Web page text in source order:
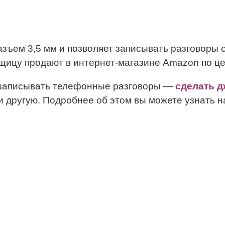
3,5 мм и позволяет записывать
продают в интернет-магазине Amazon по
телефонные разговоры — сделать
другую. Подробнее об этом вы можете узнать